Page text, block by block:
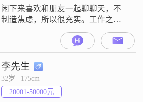
流的模式，觉得两个
闲下来喜欢和朋友一起聊聊天，不
制造焦虑，所以很充实。工作之
外，我的生活很接地气，喜欢阅
读、旅行、摄影。家在农村，在北
京有房子。更多美好的事情，我们
共同奔赴。
李先生
32岁 | 175cm
20001-50000元